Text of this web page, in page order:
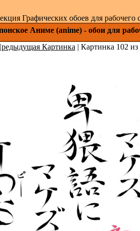
Графических обоев для рабочего
Аниме (anime) - обои для
Картинка | Картинка 102 из